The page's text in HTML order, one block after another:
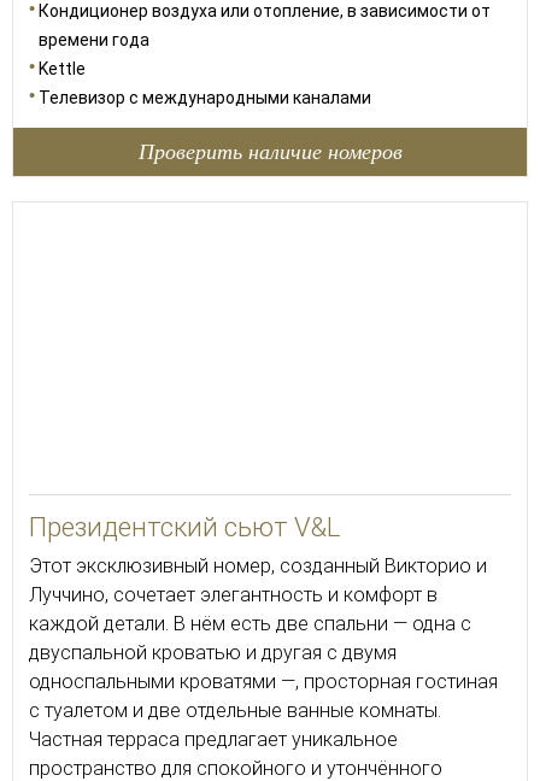
Кондиционер воздуха или отопление, в зависимости от
времени года
Kettle
Телевизор с международными каналами
Проверить наличие номеров
Президентский сьют V&L
Этот эксклюзивный номер, созданный Викторио и
Луччино, сочетает элегантность и комфорт в
каждой детали. В нём есть две спальни — одна с
двуспальной кроватью и другая с двумя
односпальными кроватями —, просторная гостиная
с туалетом и две отдельные ванные комнаты.
Частная терраса предлагает уникальное
пространство для спокойного и утончённого